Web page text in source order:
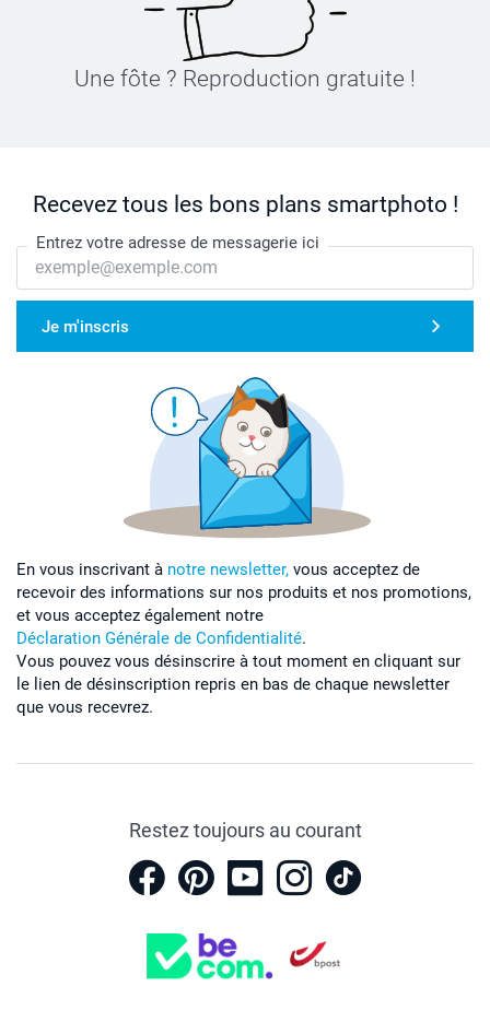
Une fôte ? Reproduction gratuite !
Recevez tous les bons plans smartphoto !
Entrez votre adresse de messagerie ici
Je m'inscris
En vous inscrivant à notre newsletter, vous acceptez de
recevoir des informations sur nos produits et nos promotions,
et vous acceptez également notre
Déclaration Générale de Confidentialité.
Vous pouvez vous désinscrire à tout moment en cliquant sur
le lien de désinscription repris en bas de chaque newsletter
que vous recevrez.
Restez toujours au courant